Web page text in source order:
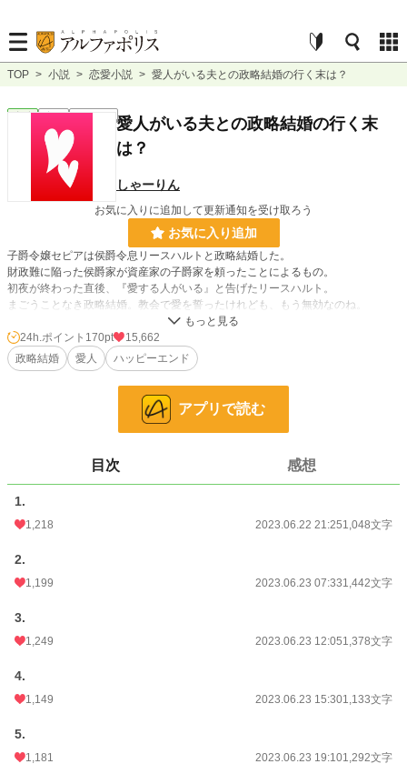
TOP > 小説 > 恋愛小説 > 愛人がいる夫との政略結婚の行く末は？
恋愛 完結 ｼｮｰﾄｼｮｰﾄ
愛人がいる夫との政略結婚の行く末
は？
しゃーりん
お気に入りに追加して更新通知を受け取ろう
お気に入り追加
子爵令嬢セピアは侯爵令息リースハルトと政略結婚した。
財政難に陥った侯爵家が資産家の子爵家を頼ったことによるもの。
初夜が終わった直後、『愛する人がいる』と告げたリースハルト。
まごうことなき政略結婚。教会で愛を誓ったけれども、もう無効なのね。
好きにしたらいいけど、愛人を囲うお金はあなたの交際費からだからね？
実家の爵位が下でも援助しているのはこちらだからお金を厳しく管理します。
侯爵家がどうなろうと構わないと思っていたけれど、将来の子供のために頑張る
セピアのお話です。
3,622 位 / 66,375 件
お気に入り
初回公開日時
週間ポイント
月間ポイント
年間ポイント
24h.ポイント 170pt
15,662
政略結婚
愛人 ハッピーエンド
アプリで読む
目次 感想
1.
1,218 2023.06.22 21:251,048文字
2.
1,199 2023.06.23 07:331,442文字
3.
1,249 2023.06.23 12:051,378文字
4.
1,149 2023.06.23 15:301,133文字
5.
1,181 2023.06.23 19:101,292文字